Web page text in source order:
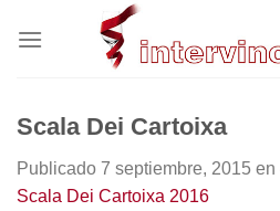
Scala Dei Cartoixa
Publicado 7 septiembre, 2015 en
Scala Dei Cartoixa 2016